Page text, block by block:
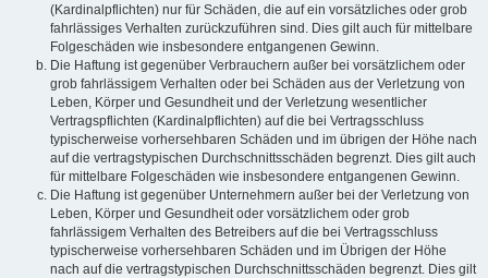
(Kardinalpflichten) nur für Schäden, die auf ein vorsätzliches oder grob
fahrlässiges Verhalten zurückzuführen sind. Dies gilt auch für mittelbare
Folgeschäden wie insbesondere entgangenen Gewinn.
Die Haftung ist gegenüber Verbrauchern außer bei vorsätzlichem oder
grob fahrlässigem Verhalten oder bei Schäden aus der Verletzung von
Leben, Körper und Gesundheit und der Verletzung wesentlicher
Vertragspflichten (Kardinalpflichten) auf die bei Vertragsschluss
typischerweise vorhersehbaren Schäden und im übrigen der Höhe nach
auf die vertragstypischen Durchschnittsschäden begrenzt. Dies gilt auch
für mittelbare Folgeschäden wie insbesondere entgangenen Gewinn.
Die Haftung ist gegenüber Unternehmern außer bei der Verletzung von
Leben, Körper und Gesundheit oder vorsätzlichem oder grob
fahrlässigem Verhalten des Betreibers auf die bei Vertragsschluss
typischerweise vorhersehbaren Schäden und im Übrigen der Höhe
nach auf die vertragstypischen Durchschnittsschäden begrenzt. Dies gilt